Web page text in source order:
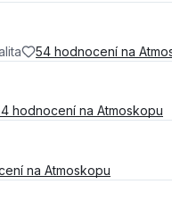
54 hodnocení na
hodnocení na Atmoskopu
na Atmoskopu